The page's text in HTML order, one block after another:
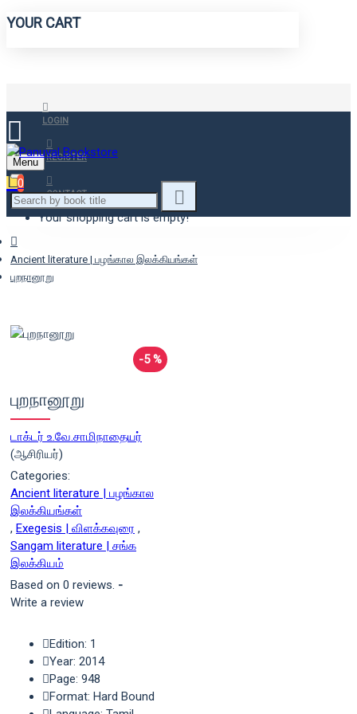
YOUR CART
LOGIN
REGISTER
CONTACT
Menu
0
Your shopping cart is empty!
Ancient literature | பழங்கால இலக்கியங்கள்
புறநானூறு
-5 %
புறநானூறு
டாக்டர் உ.வே.சாமிநாதையர்
(ஆசிரியர்)
Categories:
Ancient literature | பழங்கால
இலக்கியங்கள்
, Exegesis | விளக்கவுரை ,
Sangam literature | சங்க
இலக்கியம்
Based on 0 reviews. -
Write a review
Edition: 1
Year: 2014
Page: 948
Format: Hard Bound